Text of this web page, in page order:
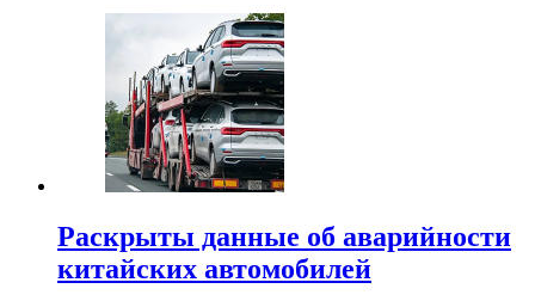
Раскрыты данные об аварийности
китайских автомобилей